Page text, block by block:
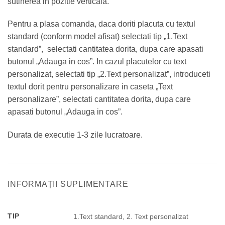
Pentru a plasa comanda, daca doriti placuta cu textul
standard (conform model afisat) selectati tip „1.Text
standard”, selectati cantitatea dorita, dupa care apasati
butonul „Adauga in cos”. In cazul placutelor cu text
personalizat, selectati tip „2.Text personalizat”, introduceti
textul dorit pentru personalizare in caseta „Text
personalizare”, selectati cantitatea dorita, dupa care
apasati butonul „Adauga in cos”.
Durata de executie 1-3 zile lucratoare.
INFORMAȚII SUPLIMENTARE
TIP 1.Text standard, 2. Text personalizat